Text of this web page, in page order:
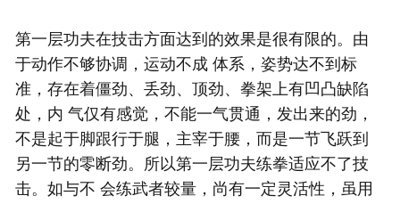
第一层功夫在技击方面达到的效果是很有限的。由
于动作不够协调，运动不成 体系，姿势达不到标
准，存在着僵劲、丢劲、顶劲、拳架上有凹凸缺陷
处，内 气仅有感觉，不能一气贯通，发出来的劲，
不是起于脚跟行于腿，主宰于腰，而是一节飞跃到
另一节的零断劲。所以第一层功夫练拳适应不了技
击。如与不 会练武者较量，尚有一定灵活性，虽用